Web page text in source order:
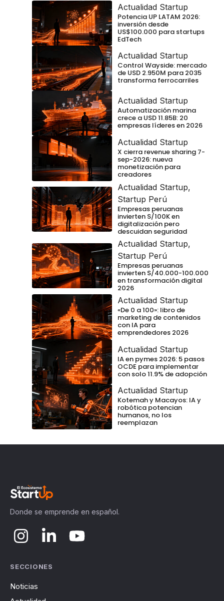
Actualidad Startup
Potencia UP LATAM 2026:
inversión desde
US$100.000 para startups
EdTech
Actualidad Startup
Control Wayside: mercado
de USD 2.950M para 2035
transforma ferrocarriles
Actualidad Startup
Automatización marina
crece a USD 11.85B: 20
empresas líderes en 2026
Actualidad Startup
X cierra revenue sharing 7-
sep-2026: nueva
monetización para
creadores
Actualidad Startup,
Startup Perú
Empresas peruanas
invierten S/100K en
digitalización pero
descuidan seguridad
Actualidad Startup,
Startup Perú
Empresas peruanas
invierten S/40.000-100.000
en transformación digital
2026
Actualidad Startup
«De 0 a 100»: libro de
marketing de contenidos
con IA para
emprendedores 2026
Actualidad Startup
IA en pymes 2026: 5 pasos
OCDE para implementar
con solo 11.9% de adopción
Actualidad Startup
Kotemah y Macayos: IA y
robótica potencian
humanos, no los
reemplazan
Donde se emprende en español.
SECCIONES
Noticias